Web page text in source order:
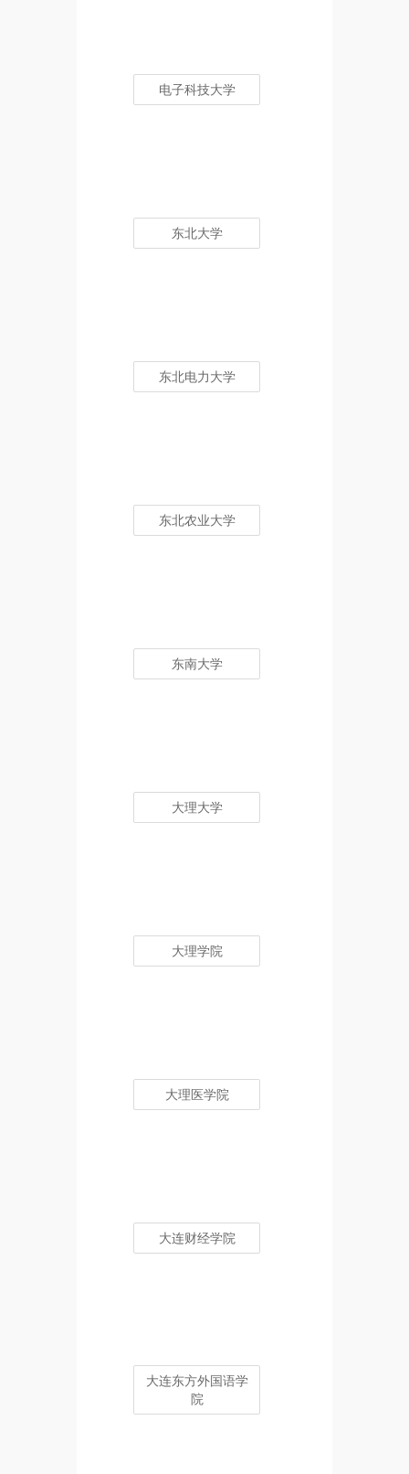
电子科技大学
东北大学
东北电力大学
东北农业大学
东南大学
大理大学
大理学院
大理医学院
大连财经学院
大连东方外国语学
院